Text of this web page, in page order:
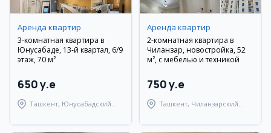
Аренда квартир
3-комнатная квартира в
Юнусабаде, 13-й квартал, 6/9
этаж, 70 м²
650 y.e
Ташкент, Юнусабадский
Аренда квартир
2-комнатная квартира в
Чиланзар, новостройка, 52
м², с мебелью и техникой
750 y.e
Ташкент, Чиланзарский